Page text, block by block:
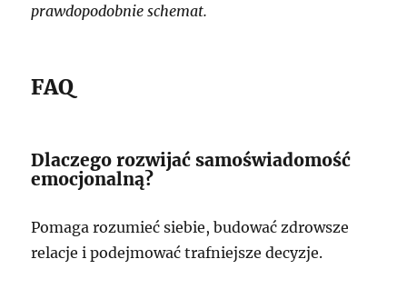
prawdopodobnie schemat.
FAQ
Dlaczego rozwijać samoświadomość
emocjonalną?
Pomaga rozumieć siebie, budować zdrowsze
relacje i podejmować trafniejsze decyzje.